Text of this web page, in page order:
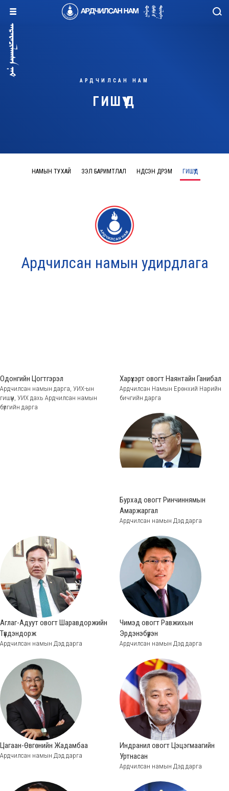
АРДЧИЛСАН НАМ
ГИШҮҮД
НАМЫН ТУХАЙ ҮЗЭЛ БАРИМТЛАЛ ҮНДСЭН ДҮРЭМ ГИШҮҮД
Ардчилсан намын удирдлага
Одонгийн Цогтгэрэл
Ардчилсан намын дарга, УИХ-ын
гишүүн, УИХ дахь Ардчилсан намын
бүлгийн дарга
Харүхэрт овогт Наянтайн Ганибал
Ардчилсан Намын Ерөнхий Нарийн
бичгийн дарга
Бурхад овогт Ринчиннямын
Амаржаргал
Ардчилсан намын Дэд дарга
Аглаг-Адуут овогт Шаравдоржийн
Түвдэндорж
Ардчилсан намын Дэд дарга
Чимэд овогт Равжихын
Эрдэнэбүрэн
Ардчилсан намын Дэд дарга
Цагаан-Өвгөнийн Жадамбаа
Ардчилсан намын Дэд дарга
Индранил овогт Цэцэгмаагийн
Уртнасан
Ардчилсан намын Дэд дарга